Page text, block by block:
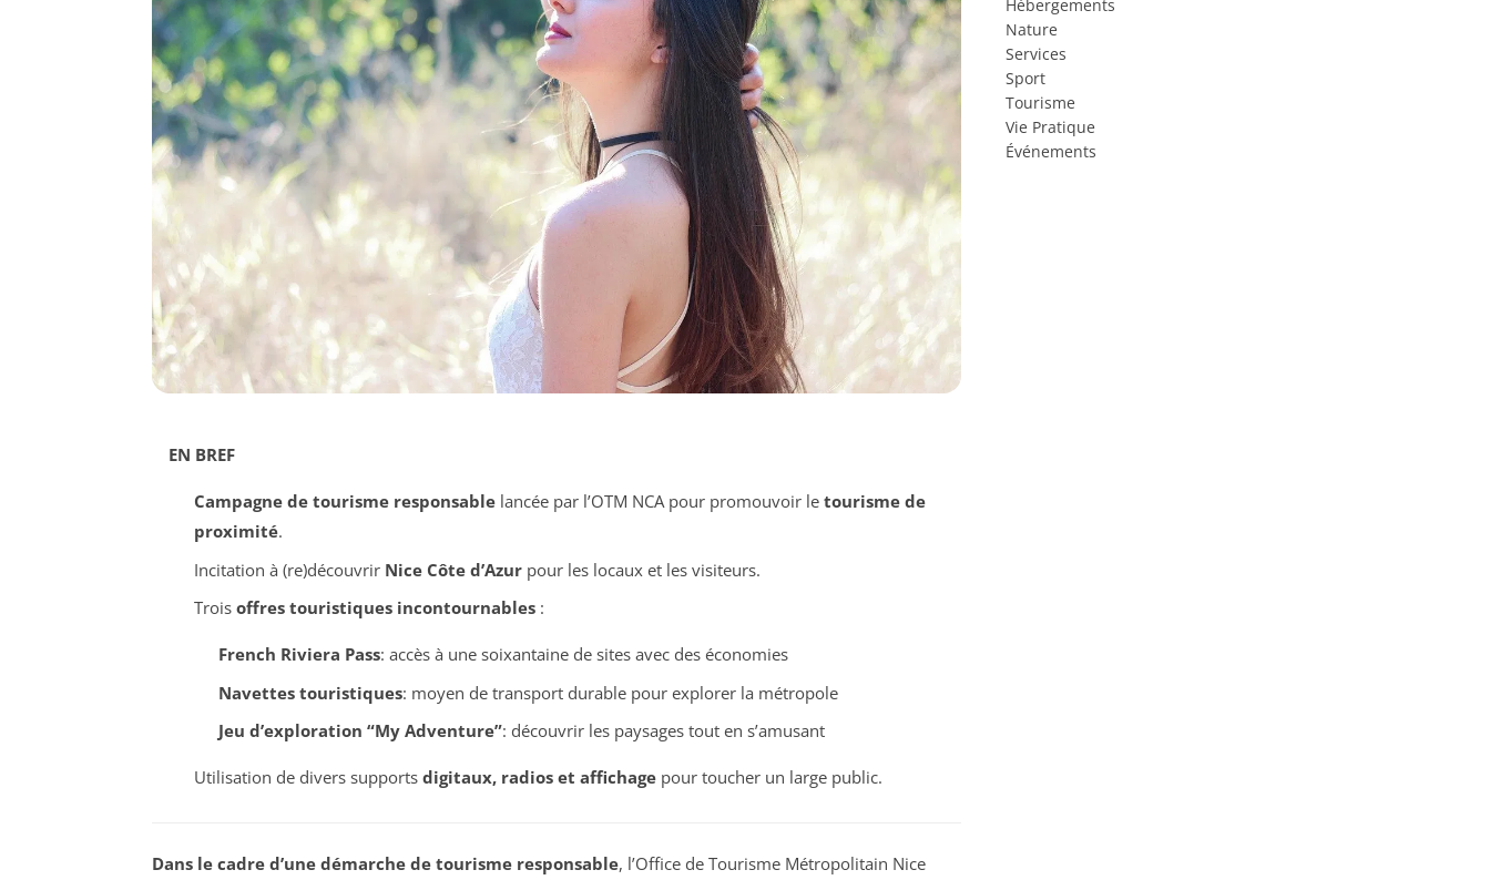
EN BREF
Campagne de tourisme responsablelancée par l’OTM NCA pour promouvoir le tourisme de
proximité.
Incitation à (re)découvrir Nice Côte d’Azurpour les locaux et les visiteurs.
Trois offres touristiques incontournables:
French Riviera Pass: accès à une soixantaine de sites avec des économies
Navettes touristiques: moyen de transport durable pour explorer la métropole
Jeu d’exploration “My Adventure”: découvrir les paysages tout en s’amusant
Utilisation de divers supports digitaux, radios et affichagepour toucher un large public.
Dans le cadre d’une démarche de tourisme responsable, l’Office de Tourisme Métropolitain Nice
Hébergements
Nature
Services
Sport
Tourisme
Vie Pratique
Événements